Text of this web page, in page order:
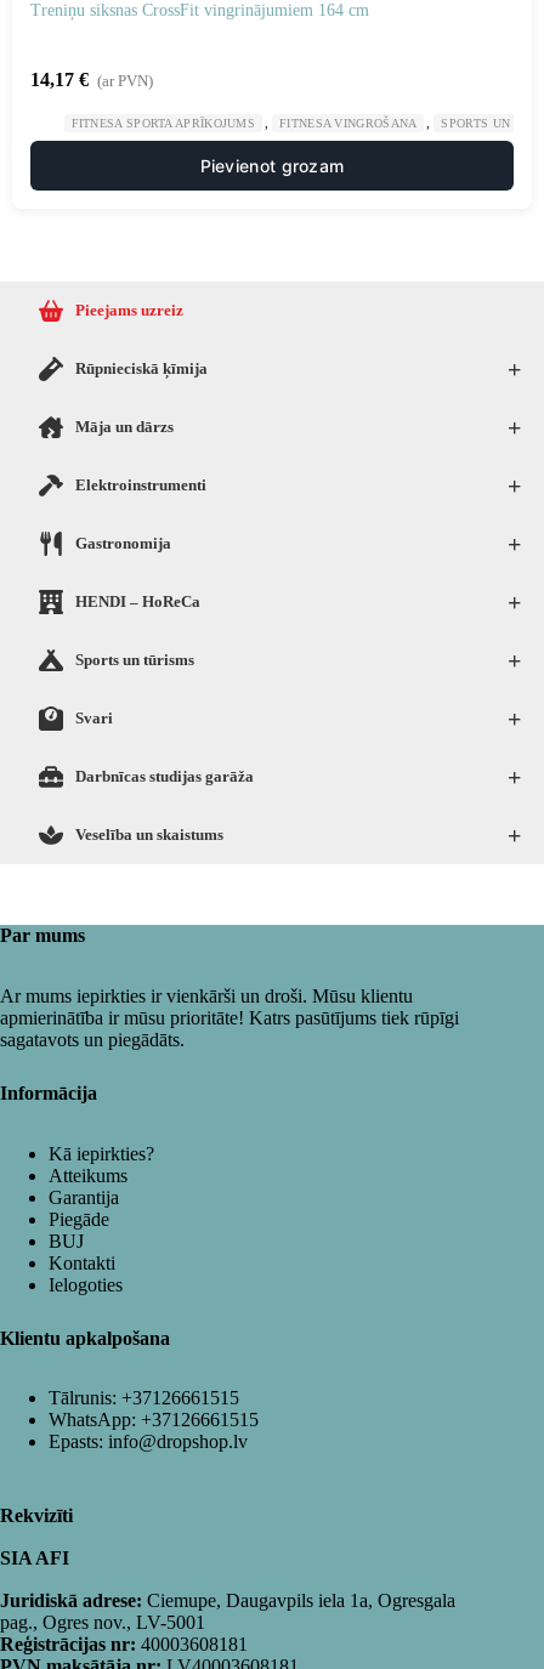
Treniņu siksnas CrossFit vingrinājumiem 164 cm
14,17 € (ar PVN)
FITNESA SPORTA APRĪKOJUMS FITNESA VINGROŠANA SPORTS UN
Pievienot grozam
Pieejams uzreiz
+
Rūpnieciskā ķīmija
+
Māja un dārzs
+
Elektroinstrumenti
+
Gastronomija
+
HENDI – HoReCa
+
Sports un tūrisms
+
Svari
+
Darbnīcas studijas garāža
+
Veselība un skaistums
Par mums
Ar mums iepirkties ir vienkārši un droši. Mūsu klientu
apmierinātība ir mūsu prioritāte! Katrs pasūtījums tiek rūpīgi
sagatavots un piegādāts.
Informācija
Kā iepirkties?
Atteikums
Garantija
Piegāde
BUJ
Kontakti
Ielogoties
Klientu apkalpošana
Tālrunis: +37126661515
WhatsApp: +37126661515
Epasts: info@dropshop.lv
Rekvizīti
SIA AFI
Juridiskā adrese: Ciemupe, Daugavpils iela 1a, Ogresgala
pag., Ogres nov., LV-5001
Reģistrācijas nr: 40003608181